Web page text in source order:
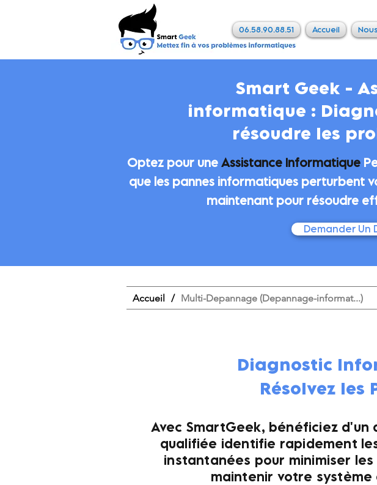
06.58.90.88.51 Accueil
Smart Geek -
informatique :
résoudre les
Optez pour une Assistance Informatique
que les pannes informatiques perturbent
maintenant pour résoudre
Demander Un
Accueil / Multi-Depannage (Depannage-informat...)
Diagnostic
Résolvez
Avec SmartGeek, bénéficiez
qualifiée identifie rapidement
instantanées pour minimiser
maintenir votre